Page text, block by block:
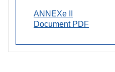
ANNEXe II
Document PDF